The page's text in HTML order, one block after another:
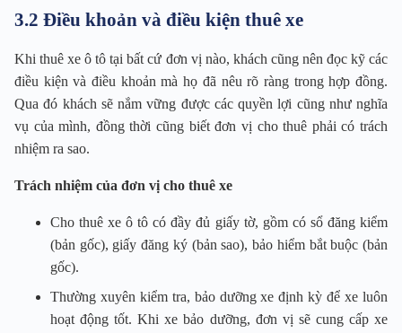
3.2 Điều khoản và điều kiện thuê xe
Khi thuê xe ô tô tại bất cứ đơn vị nào, khách cũng nên đọc kỹ các
điều kiện và điều khoản mà họ đã nêu rõ ràng trong hợp đồng.
Qua đó khách sẽ nắm vững được các quyền lợi cũng như nghĩa
vụ của mình, đồng thời cũng biết đơn vị cho thuê phải có trách
nhiệm ra sao.
Trách nhiệm của đơn vị cho thuê xe
Cho thuê xe ô tô có đầy đủ giấy tờ, gồm có sổ đăng kiểm
(bản gốc), giấy đăng ký (bản sao), bảo hiểm bắt buộc (bản
gốc).
Thường xuyên kiểm tra, bảo dưỡng xe định kỳ để xe luôn
hoạt động tốt. Khi xe bảo dưỡng, đơn vị sẽ cung cấp xe